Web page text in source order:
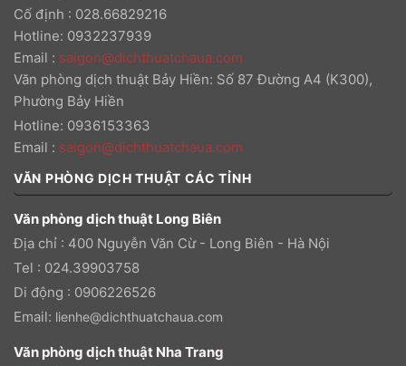
Cố định : 028.66829216
Hotline: 0932237939
Email : saigon@dichthuatchaua.com
Văn phòng dịch thuật Bảy Hiền: Số 87 Đường A4 (K300),
Phường Bảy Hiền
Hotline: 0936153363
Email : saigon@dichthuatchaua.com
VĂN PHÒNG DỊCH THUẬT CÁC TỈNH
Văn phòng dịch thuật Long Biên
Địa chỉ : 400 Nguyễn Văn Cừ - Long Biên - Hà Nội
Tel : 024.39903758
Di động : 0906226526
Email: lienhe@dichthuatchaua.com
Văn phòng dịch thuật Nha Trang